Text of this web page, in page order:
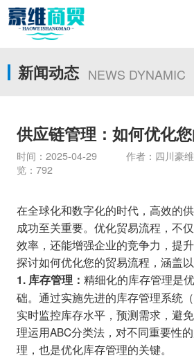
新闻动态 NEWS DYNAMIC
供应链管理：如何优化
时间：2025-04-29 作者：四川
览：792
在全球化和数字化的时代，高效的
成功至关重要。优化贸易流程，不
效率，还能增强企业的竞争力，提
探讨如何优化您的贸易流程，涵盖
1. 库存管理： 精细化的库存管理是
础。通过实施先进的库存管理系统
实时监控库存水平，预测需求，避
理运用ABC分类法，对不同重要性
理，也是优化库存管理的关键。